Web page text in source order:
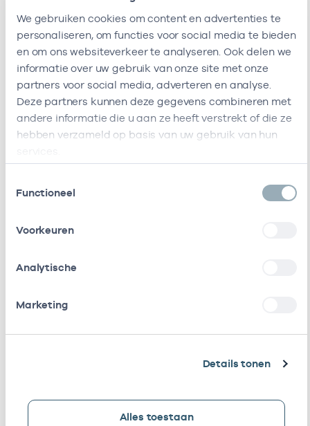
We gebruiken cookies om content en advertenties te
personaliseren, om functies voor social media te bieden
en om ons websiteverkeer te analyseren. Ook delen we
informatie over uw gebruik van onze site met onze
partners voor social media, adverteren en analyse.
Deze partners kunnen deze gegevens combineren met
andere informatie die u aan ze heeft verstrekt of die ze
hebben verzameld op basis van uw gebruik van hun
Functioneel
Voorkeuren
Analytische
Marketing
Details tonen
Alles toestaan
Ik ben werkzaam bij de volgende vestigingen
Fysiotherapie
Zorggroep
Almere -
Vizier
Fysiotherapie - 05-10-
Fysiotherapie
Zorggroep
Almere -
Waterwijk
Fysiotherapie - 05-10-
Almere
Zorggroep
Ik heb een arbeidsrelatie met